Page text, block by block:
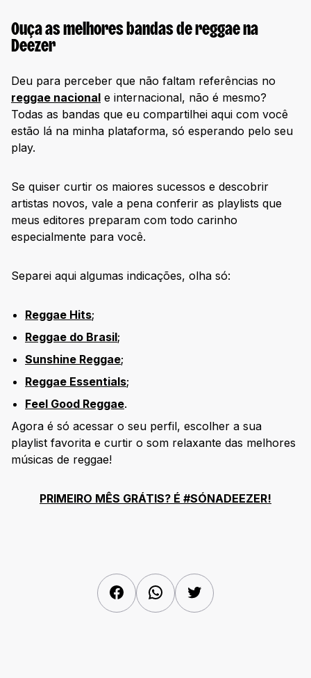
Ouça as melhores bandas de reggae na
Deezer
Deu para perceber que não faltam referências no
reggae nacional e internacional, não é mesmo?
Todas as bandas que eu compartilhei aqui com você
estão lá na minha plataforma, só esperando pelo seu
play.
Se quiser curtir os maiores sucessos e descobrir
artistas novos, vale a pena conferir as playlists que
meus editores preparam com todo carinho
especialmente para você.
Separei aqui algumas indicações, olha só:
Reggae Hits;
Reggae do Brasil;
Sunshine Reggae;
Reggae Essentials;
Feel Good Reggae.
Agora é só acessar o seu perfil, escolher a sua
playlist favorita e curtir o som relaxante das melhores
músicas de reggae!
PRIMEIRO MÊS GRÁTIS? É #SÓNADEEZER!
FacebookWhatsAppTwitter